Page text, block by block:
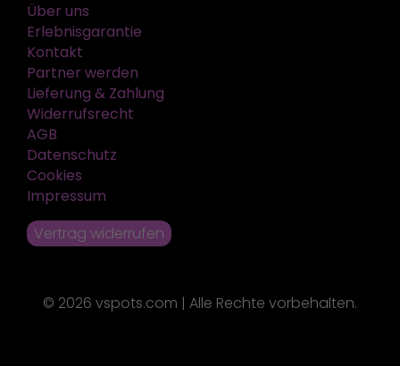
Über uns
Erlebnisgarantie
Kontakt
Partner werden
Lieferung & Zahlung
Widerrufsrecht
AGB
Datenschutz
Cookies
Impressum
Vertrag widerrufen
© 2026 vspots.com | Alle Rechte vorbehalten.